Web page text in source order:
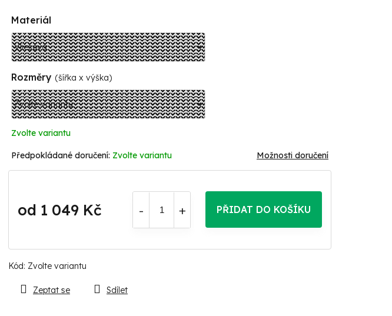
Kód: Zvolte variantu
Materiál
Rozměry (šířka x výška)
Zvolte variantu
Zvolte variantu Možnosti doručení
od 1 049 Kč PŘIDAT DO KOŠÍKU
Zeptat se Sdílet